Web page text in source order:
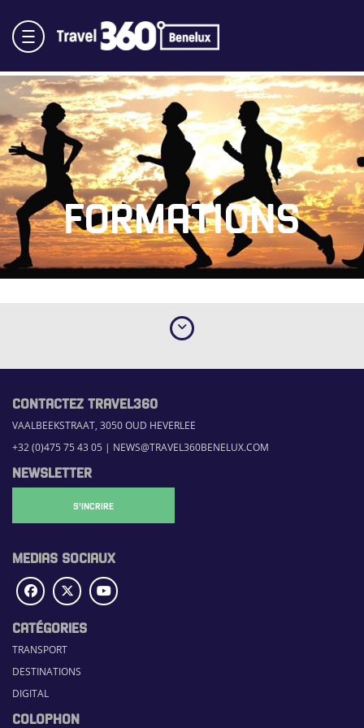
FORMATIONS
CONTACTEZ TRAVEL360
VAALBEEKSTRAAT, 3050 OUD HEVERLEE
+32 (0)475 75 43 05 | NEWS@TRAVEL360BENELUX.COM
NEWSLETTER
S'INCRIRE
MEDIAS SOCIAUX
CATÉGORIES
TRANSPORT
DESTINATIONS
DIGITAL
COLOPHON